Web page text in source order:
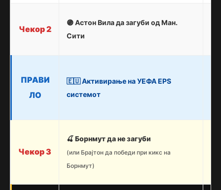
Чекор 2
🟣 Астон Вила да загуби од Ман.
Сити
ПРАВИ
ЛО
🇪🇺 Активирање на УЕФА EPS
системот
Чекор 3
🍒 Борнмут да не загуби
(или Брајтон да победи при кикс на
Борнмут)